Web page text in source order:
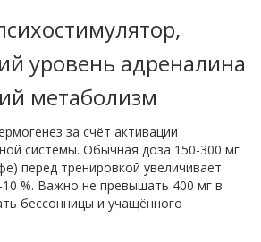
уровень адреналина
метаболизм
за счёт активации
системы. Обычная доза 150-300 мг
перед тренировкой увеличивает
10 %. Важно не превышать 400 мг в
бессонницы и учащённого